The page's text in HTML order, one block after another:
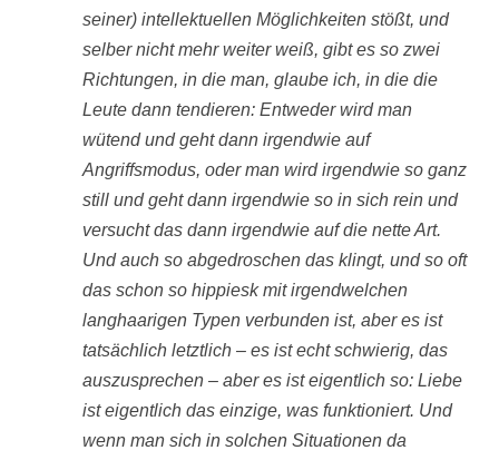
seiner) intellektuellen Möglichkeiten stößt, und
selber nicht mehr weiter weiß, gibt es so zwei
Richtungen, in die man, glaube ich, in die die
Leute dann tendieren: Entweder wird man
wütend und geht dann irgendwie auf
Angriffsmodus, oder man wird irgendwie so ganz
still und geht dann irgendwie so in sich rein und
versucht das dann irgendwie auf die nette Art.
Und auch so abgedroschen das klingt, und so oft
das schon so hippiesk mit irgendwelchen
langhaarigen Typen verbunden ist, aber es ist
tatsächlich letztlich – es ist echt schwierig, das
auszusprechen – aber es ist eigentlich so: Liebe
ist eigentlich das einzige, was funktioniert. Und
wenn man sich in solchen Situationen da